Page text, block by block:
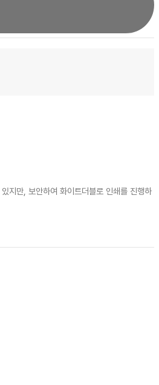
지만, 보안하여 화이트더블로 인쇄를 진행하